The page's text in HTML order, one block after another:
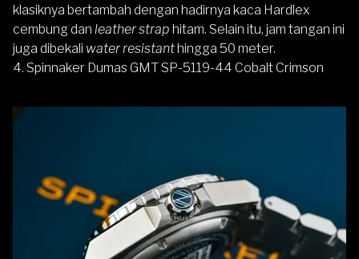
klasiknya bertambah dengan hadirnya kaca Hardlex
cembung dan leather strap hitam. Selain itu, jam tangan ini
juga dibekali water resistanthingga 50 meter.
4. Spinnaker Dumas GMT SP-5119-44 Cobalt Crimson